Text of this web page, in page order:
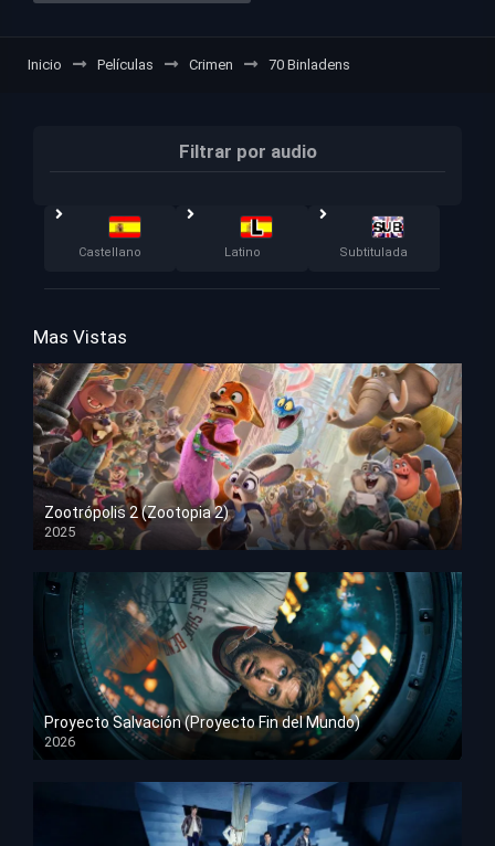
Inicio Películas Crimen 70 Binladens
Filtrar por audio
Castellano Latino Subtitulada
Mas Vistas
Zootrópolis 2 (Zootopia 2)
2025
HD 1080p
Proyecto Salvación (Proyecto Fin del Mundo)
2026
HD 1080p